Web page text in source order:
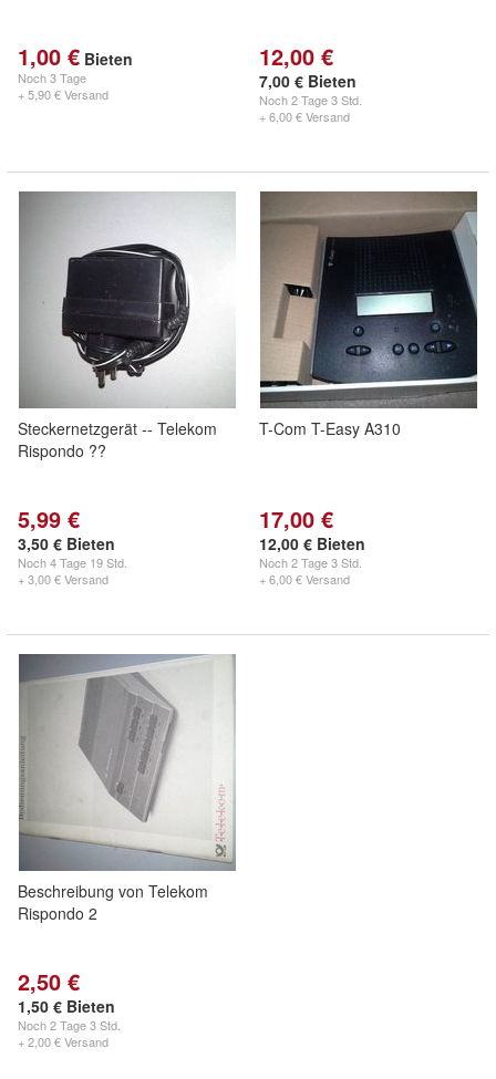
1,00 € Bieten
Noch3 Tage
+ 5,90 € Versand
12,00 €
7,00 € Bieten
Noch2 Tage 3 Std.
+ 6,00 € Versand
Steckernetzgerät -- Telekom
Rispondo ??
5,99 €
3,50 € Bieten
Noch4 Tage 19 Std.
+ 3,00 € Versand
T-Com T-Easy A310
17,00 €
12,00 € Bieten
Noch2 Tage 3 Std.
+ 6,00 € Versand
Beschreibung von Telekom
Rispondo 2
2,50 €
1,50 € Bieten
Noch2 Tage 3 Std.
+ 2,00 € Versand